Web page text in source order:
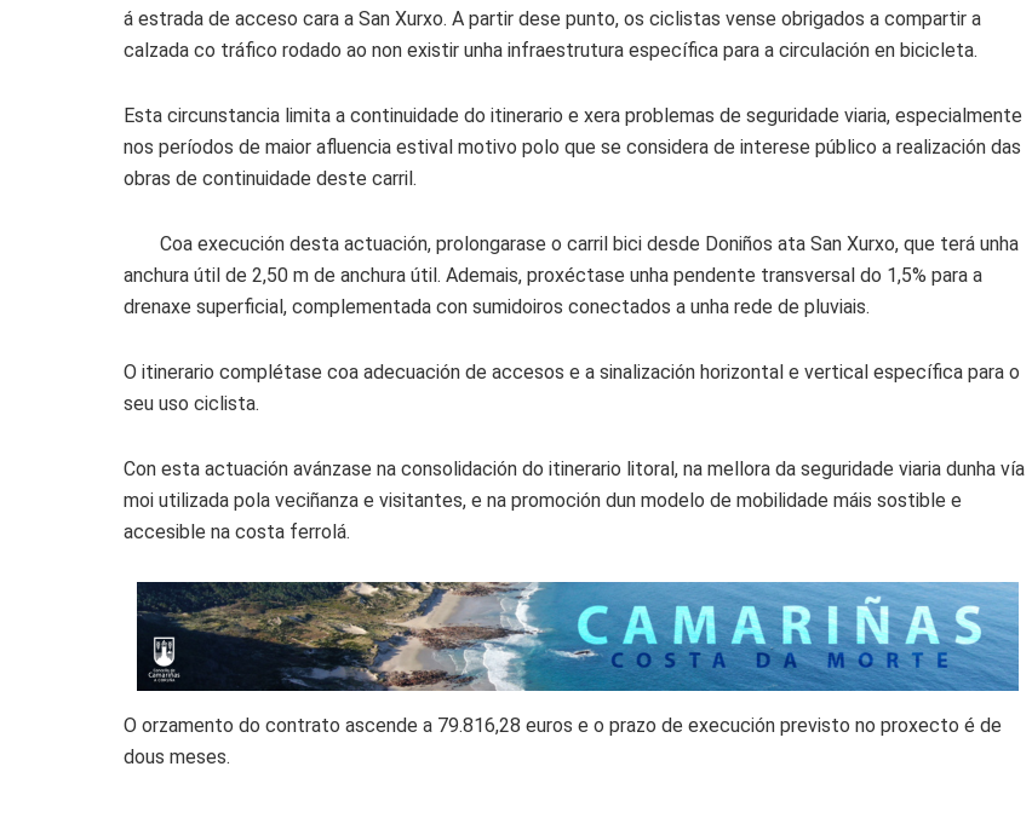
á estrada de acceso cara a San Xurxo. A partir dese punto, os ciclistas vense obrigados a compartir a
calzada co tráfico rodado ao non existir unha infraestrutura específica para a circulación en bicicleta.
Esta circunstancia limita a continuidade do itinerario e xera problemas de seguridade viaria, especialmente
nos períodos de maior afluencia estival motivo polo que se considera de interese público a realización das
obras de continuidade deste carril.
Coa execución desta actuación, prolongarase o carril bici desde Doniños ata San Xurxo, que terá unha
anchura útil de 2,50 m de anchura útil. Ademais, proxéctase unha pendente transversal do 1,5% para a
drenaxe superficial, complementada con sumidoiros conectados a unha rede de pluviais.
O itinerario complétase coa adecuación de accesos e a sinalización horizontal e vertical específica para o
seu uso ciclista.
Con esta actuación avánzase na consolidación do itinerario litoral, na mellora da seguridade viaria dunha vía
moi utilizada pola veciñanza e visitantes, e na promoción dun modelo de mobilidade máis sostible e
accesible na costa ferrolá.
O orzamento do contrato ascende a 79.816,28 euros e o prazo de execución previsto no proxecto é de
dous meses.